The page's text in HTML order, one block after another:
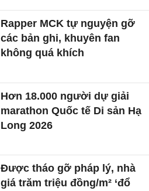
Rapper MCK tự nguyện gỡ
các bản ghi, khuyên fan
không quá khích
Hơn 18.000 người dự giải
marathon Quốc tế Di sản Hạ
Long 2026
Được tháo gỡ pháp lý, nhà
giá trăm triệu đồng/m² ‘đổ